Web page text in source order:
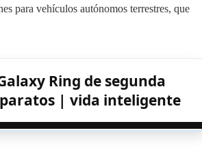
para vehículos autónomos terrestres, que
Ring de segunda
| vida inteligente